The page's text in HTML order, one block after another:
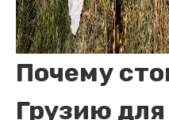
Почему
Грузию